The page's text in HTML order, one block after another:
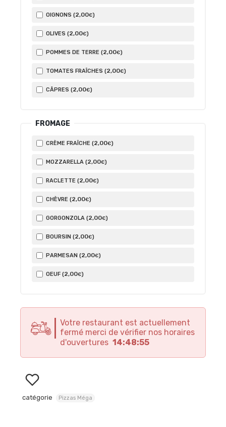
OIGNONS (2,00€)
OLIVES (2,00€)
POMMES DE TERRE (2,00€)
TOMATES FRAÎCHES (2,00€)
CÂPRES (2,00€)
FROMAGE
CRÈME FRAÎCHE (2,00€)
MOZZARELLA (2,00€)
RACLETTE (2,00€)
CHÈVRE (2,00€)
GORGONZOLA (2,00€)
BOURSIN (2,00€)
PARMESAN (2,00€)
OEUF (2,00€)
Votre restaurant est actuellement
fermé merci de vérifier nos horaires
d'ouvertures 14:48:55
catégorie Pizzas Méga